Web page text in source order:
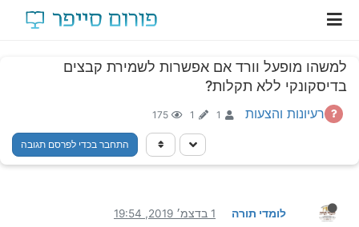
למשהו מופעל וורד אם אפשרות לשמירת קבצים
בדיסקונקי ללא תקלות?
רעיונות והצעות 1
1
175
התחבר בכדי לפרסם תגובה
לומדי תורה 1 בדצמ׳ 2019, 19:54